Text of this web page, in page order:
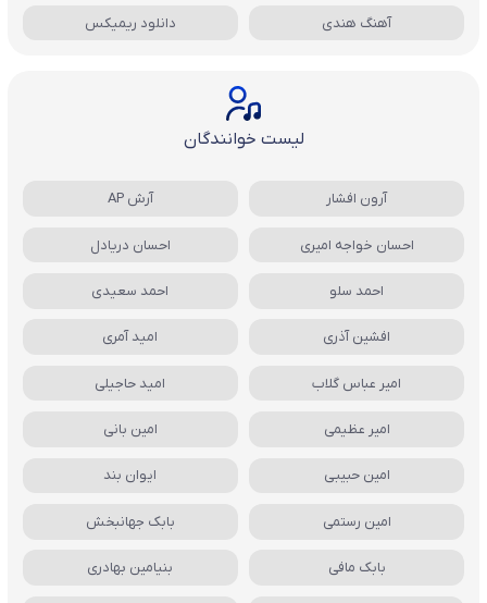
آهنگ هندی دانلود ریمیکس
لیست خوانندگان
آرون افشار آرش AP
احسان خواجه امیری احسان دریادل
احمد سلو احمد سعیدی
افشین آذری امید آمری
امیر عباس گلاب امید حاجیلی
امیر عظیمی امین بانی
امین حبیبی ایوان بند
امین رستمی بابک جهانبخش
بابک مافی بنیامین بهادری